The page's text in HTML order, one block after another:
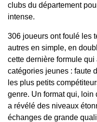
clubs du département
intense.
306 joueurs ont foulé les
autres en simple, en
cette dernière formule
catégories jeunes : faute
les plus petits
genre. Un format qui,
a révélé des niveaux
échanges de grande